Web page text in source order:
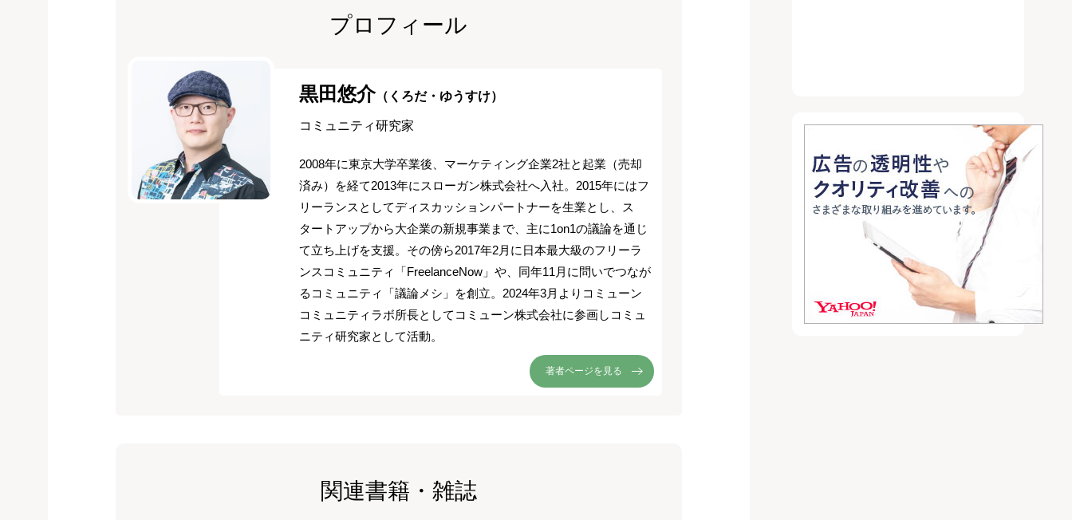
プロフィール
黒田悠介（くろだ・ゆうすけ）
コミュニティ研究家
2008年に東京大学卒業後、マーケティング企業2社と起業（売却
済み）を経て2013年にスローガン株式会社へ入社。2015年にはフ
リーランスとしてディスカッションパートナーを生業とし、ス
タートアップから大企業の新規事業まで、主に1on1の議論を通じ
て立ち上げを支援。その傍ら2017年2月に日本最大級のフリーラ
ンスコミュニティ「FreelanceNow」や、同年11月に問いでつなが
るコミュニティ「議論メシ」を創立。2024年3月よりコミューン
コミュニティラボ所長としてコミューン株式会社に参画しコミュ
ニティ研究家として活動。
著者ページを見る
関連書籍・雑誌